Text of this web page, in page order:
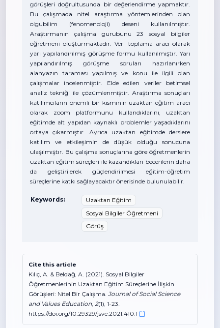
görüşleri doğrultusunda bir değerlendirme yapmaktır.
Bu çalışmada nitel araştırma yöntemlerinden olan
olgubilim (fenomenoloji) deseni kullanılmıştır.
Araştırmanın çalışma gurubunu 23 sosyal bilgiler
öğretmeni oluşturmaktadır. Veri toplama aracı olarak
yarı yapılandırılmış görüşme formu kullanılmıştır. Yarı
yapılandırılmış görüşme soruları hazırlanırken
alanyazın taraması yapılmış ve konu ile ilgili olan
çalışmalar incelenmiştir. Elde edilen veriler betimsel
analiz tekniği ile çözümlenmiştir. Araştırma sonuçları
katılımcıların önemli bir kısmının uzaktan eğitim aracı
olarak zoom platformunu kullandıklarını, uzaktan
eğitimde alt yapıdan kaynaklı problemler yaşadıklarını
ortaya çıkarmıştır. Ayrıca uzaktan eğitimde derslere
katılım ve etkileşimin de düşük olduğu sonucuna
ulaşılmıştır. Bu çalışma sonuçlarına göre öğretmenlerin
uzaktan eğitim süreçleri ile kazandıkları becerilerin daha
da geliştirilerek güçlendirilmesi eğitim-öğretim
süreçlerine katkı sağlayacaktır önerisinde bulunulabilir.
Keywords:
Uzaktan Eğitim
Sosyal Bilgiler Öğretmeni
Görüş
Cite this article
Kılıç, A. & Beldağ, A. (2021). Sosyal Bilgiler
Öğretmenlerinin Uzaktan Eğitim Süreçlerine İlişkin
Görüşleri: Nitel Bir Çalışma. Journal of Social Science
and Values Education, 2(1), 1-23.
https://doi.org/10.29329/jsve.2021.410.1